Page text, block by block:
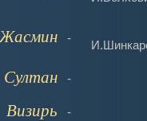
-
Султан -
Визирь -